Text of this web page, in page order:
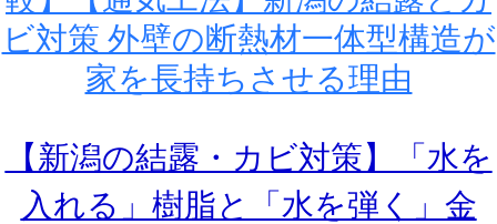
ビ対策 外壁の断熱材一体型構造が
家を長持ちさせる理由
【新潟の結露・カビ対策】「水を
入れる」樹脂と「水を弾く」金